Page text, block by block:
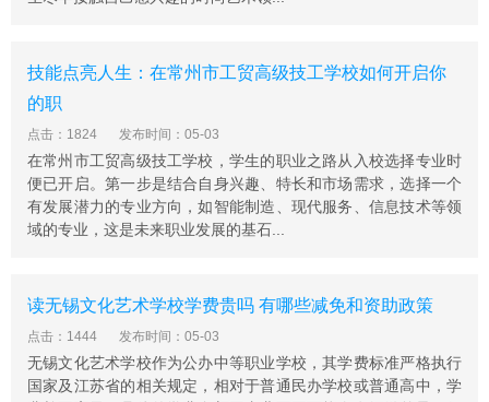
学校本着“成人、成才、成功”的育人理念，想学生所想、
急家长所急、忧社会所忧，为强烈要求完成高中阶段学业
的初中毕业生开辟一条新的成长之路。
为广大普高录取线下学生量身定制、个性化设计、多元化
升学，帮助他们继续实现纯真的人生梦想----像其他同学一
样能继续读高中、上大学、成大器。
为社会培养合格公民、行业精英、成功人士-----加强全民
艺术教育，提高人文素养，将人口压力变为资源优势，为
促进地方文化创意产品和服务产业的发展作出应有贡献。
泰州市凤凰艺术学校办学优势
技能点亮人生：在常州市工贸高级技工学校如何开启你
的职
点击：1824 发布时间：05-03
在常州市工贸高级技工学校，学生的职业之路从入校选择专业时
便已开启。第一步是结合自身兴趣、特长和市场需求，选择一个
有发展潜力的专业方向，如智能制造、现代服务、信息技术等领
域的专业，这是未来职业发展的基石...
读无锡文化艺术学校学费贵吗 有哪些减免和资助政策
点击：1444 发布时间：05-03
无锡文化艺术学校作为公办中等职业学校，其学费标准严格执行
国家及江苏省的相关规定，相对于普通民办学校或普通高中，学